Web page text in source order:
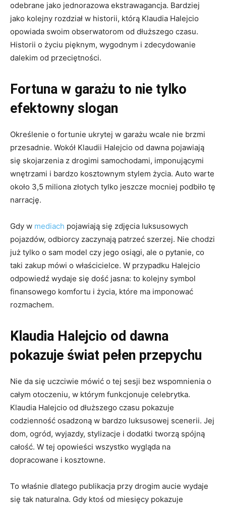
odebrane jako jednorazowa ekstrawagancja. Bardziej
jako kolejny rozdział w historii, którą Klaudia Halejcio
opowiada swoim obserwatorom od dłuższego czasu.
Historii o życiu pięknym, wygodnym i zdecydowanie
dalekim od przeciętności.
Fortuna w garażu to nie tylko
efektowny slogan
Określenie o fortunie ukrytej w garażu wcale nie brzmi
przesadnie. Wokół Klaudii Halejcio od dawna pojawiają
się skojarzenia z drogimi samochodami, imponującymi
wnętrzami i bardzo kosztownym stylem życia. Auto warte
około 3,5 miliona złotych tylko jeszcze mocniej podbiło tę
narrację.
Gdy w mediach pojawiają się zdjęcia luksusowych
pojazdów, odbiorcy zaczynają patrzeć szerzej. Nie chodzi
już tylko o sam model czy jego osiągi, ale o pytanie, co
taki zakup mówi o właścicielce. W przypadku Halejcio
odpowiedź wydaje się dość jasna: to kolejny symbol
finansowego komfortu i życia, które ma imponować
rozmachem.
Klaudia Halejcio od dawna
pokazuje świat pełen przepychu
Nie da się uczciwie mówić o tej sesji bez wspomnienia o
całym otoczeniu, w którym funkcjonuje celebrytka.
Klaudia Halejcio od dłuższego czasu pokazuje
codzienność osadzoną w bardzo luksusowej scenerii. Jej
dom, ogród, wyjazdy, stylizacje i dodatki tworzą spójną
całość. W tej opowieści wszystko wygląda na
dopracowane i kosztowne.
To właśnie dlatego publikacja przy drogim aucie wydaje
się tak naturalna. Gdy ktoś od miesięcy pokazuje